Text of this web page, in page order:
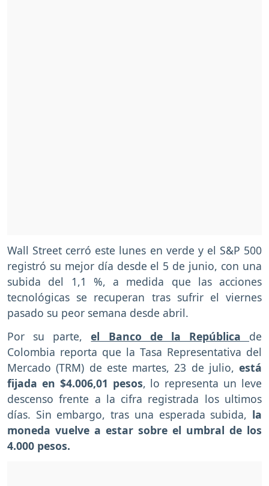
Wall Street cerró este lunes en verde y el S&P 500
registró su mejor día desde el 5 de junio, con una
subida del 1,1 %, a medida que las acciones
tecnológicas se recuperan tras sufrir el viernes
pasado su peor semana desde abril.
Por su parte,el Banco de la República de
Colombia reporta que la Tasa Representativa del
Mercado (TRM) de este martes, 23 de julio, está
fijada en $4.006,01 pesos, lo representa un leve
descenso frente a la cifra registrada los ultimos
días. Sin embargo, tras una esperada subida, la
moneda vuelve a estar sobre el umbral de los
4.000 pesos.